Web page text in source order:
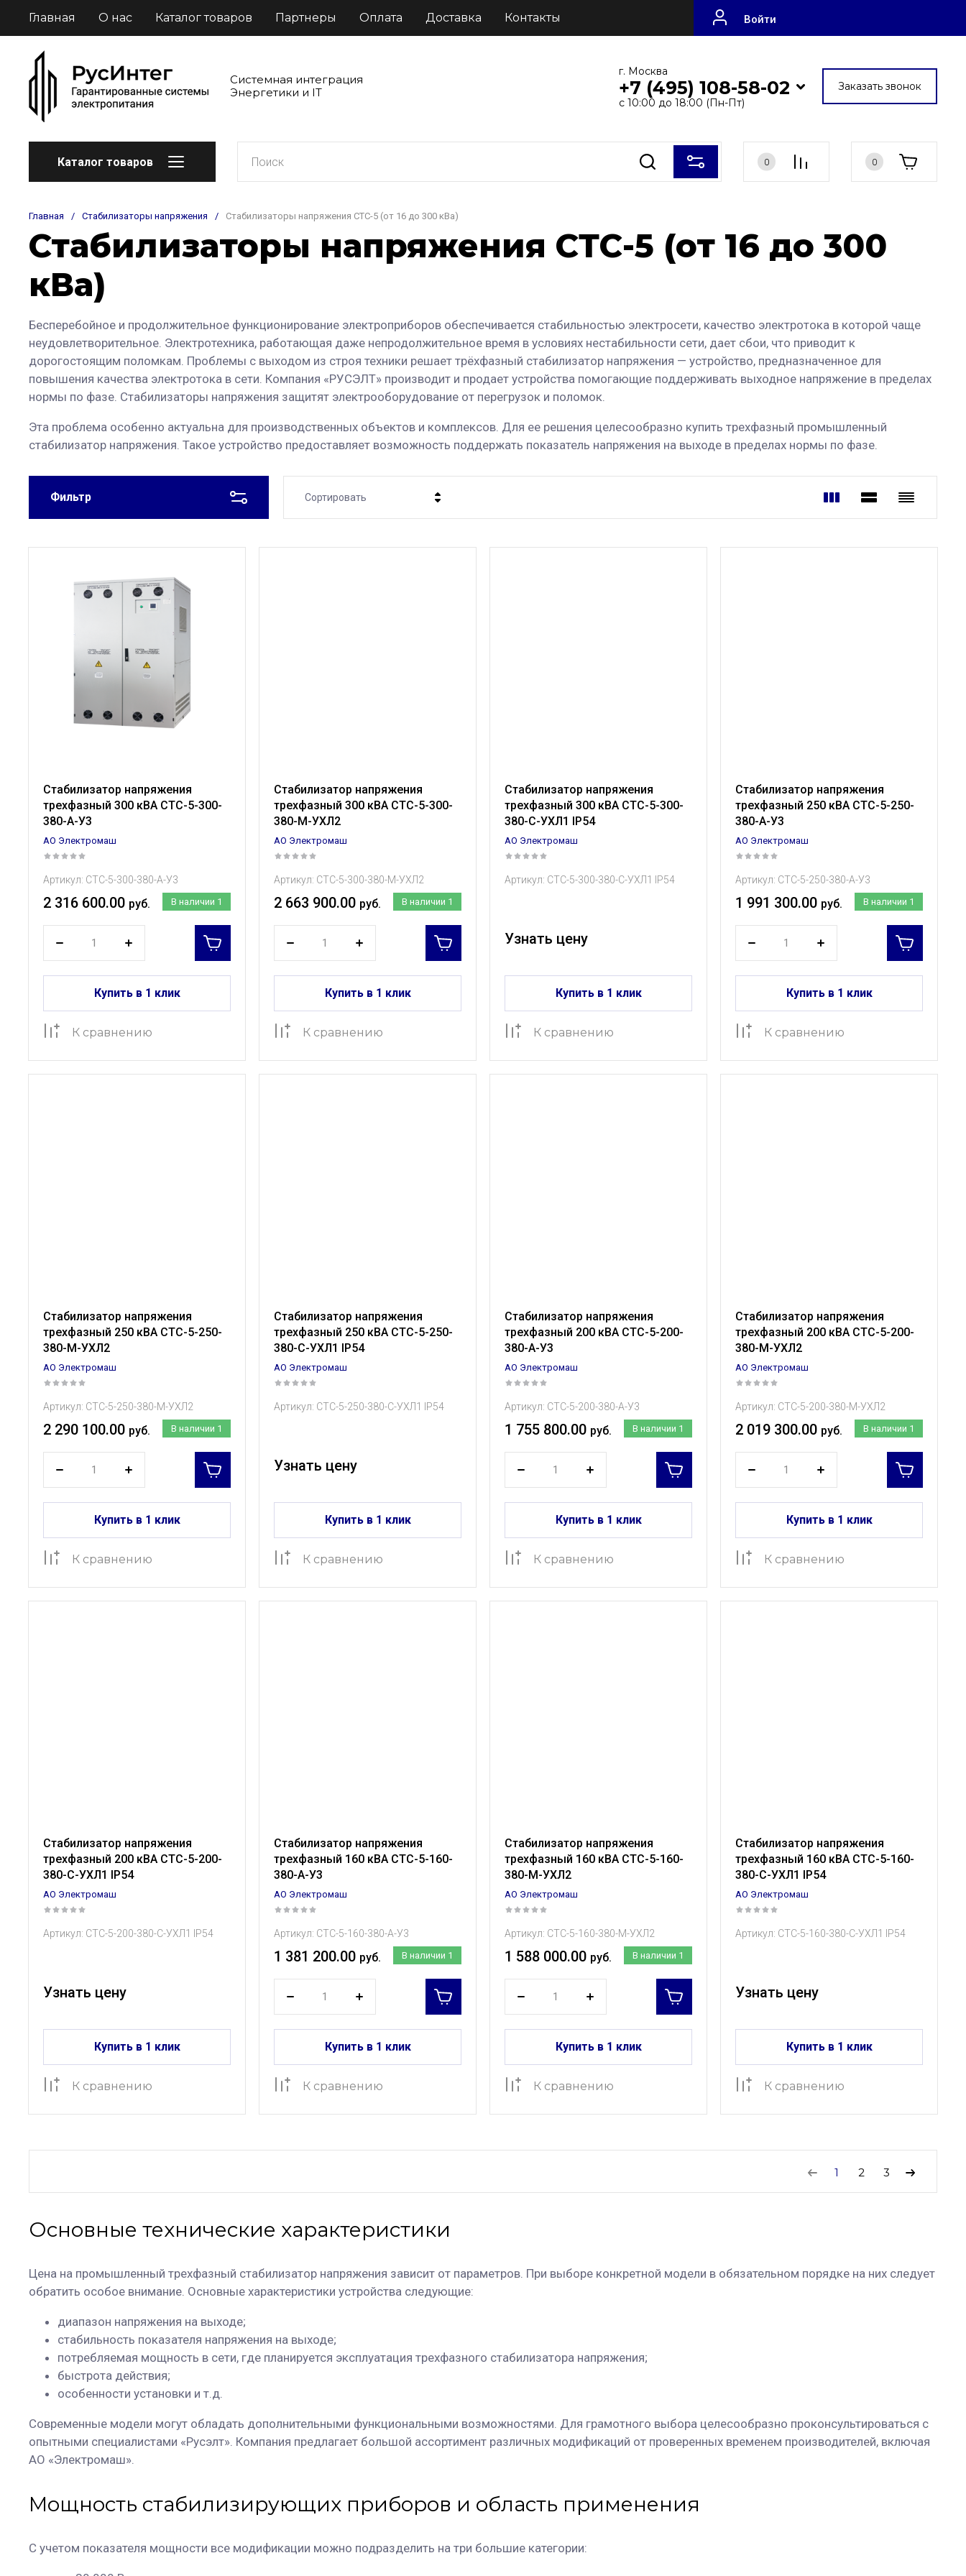
Главная О нас Каталог товаров Партнеры Оплата Доставка Контакты Войти
Системная интеграция
Энергетики и IT
г. Москва
+7 (495) 108-58-02
с 10:00 до 18:00 (Пн-Пт)
Заказать звонок
Каталог товаров 0 0
Главная / Стабилизаторы напряжения / Стабилизаторы напряжения СТС-5 (от 16 до 300 кВа)
Стабилизаторы напряжения СТС-5 (от 16 до 300
кВа)
Бесперебойное и продолжительное функционирование электроприборов обеспечивается стабильностью электросети, качество электротока в которой чаще
неудовлетворительное. Электротехника, работающая даже непродолжительное время в условиях нестабильности сети, дает сбои, что приводит к
дорогостоящим поломкам. Проблемы с выходом из строя техники решает трёхфазный стабилизатор напряжения — устройство, предназначенное для
повышения качества электротока в сети. Компания «РУСЭЛТ» производит и продает устройства помогающие поддерживать выходное напряжение в пределах
нормы по фазе. Стабилизаторы напряжения защитят электрооборудование от перегрузок и поломок.
Эта проблема особенно актуальна для производственных объектов и комплексов. Для ее решения целесообразно купить трехфазный промышленный
стабилизатор напряжения. Такое устройство предоставляет возможность поддержать показатель напряжения на выходе в пределах нормы по фазе.
Фильтр Сортировать
Стабилизатор напряжения
трехфазный 300 кВА СТС-5-300-
380-А-У3
АО Электромаш
Артикул: СТС-5-300-380-А-У3
В наличии 1
2 316 600.00 руб.
Купить в 1 клик
К сравнению
Стабилизатор напряжения
трехфазный 300 кВА СТС-5-300-
380-М-УХЛ2
АО Электромаш
Артикул: СТС-5-300-380-М-УХЛ2
В наличии 1
2 663 900.00 руб.
Купить в 1 клик
К сравнению
Стабилизатор напряжения
трехфазный 300 кВА СТС-5-300-
380-С-УХЛ1 IP54
АО Электромаш
Артикул: СТС-5-300-380-С-УХЛ1 IP54
Узнать цену
Купить в 1 клик
К сравнению
Стабилизатор напряжения
трехфазный 250 кВА СТС-5-250-
380-А-У3
АО Электромаш
Артикул: СТС-5-250-380-А-У3
В наличии 1
1 991 300.00 руб.
Купить в 1 клик
К сравнению
Стабилизатор напряжения
трехфазный 250 кВА СТС-5-250-
380-М-УХЛ2
АО Электромаш
Артикул: СТС-5-250-380-М-УХЛ2
В наличии 1
2 290 100.00 руб.
Купить в 1 клик
К сравнению
Стабилизатор напряжения
трехфазный 250 кВА СТС-5-250-
380-С-УХЛ1 IP54
АО Электромаш
Артикул: СТС-5-250-380-С-УХЛ1 IP54
Узнать цену
Купить в 1 клик
К сравнению
Стабилизатор напряжения
трехфазный 200 кВА СТС-5-200-
380-А-У3
АО Электромаш
Артикул: СТС-5-200-380-А-У3
В наличии 1
1 755 800.00 руб.
Купить в 1 клик
К сравнению
Стабилизатор напряжения
трехфазный 200 кВА СТС-5-200-
380-М-УХЛ2
АО Электромаш
Артикул: СТС-5-200-380-М-УХЛ2
В наличии 1
2 019 300.00 руб.
Купить в 1 клик
К сравнению
Стабилизатор напряжения
трехфазный 200 кВА СТС-5-200-
380-С-УХЛ1 IP54
АО Электромаш
Артикул: СТС-5-200-380-С-УХЛ1 IP54
Узнать цену
Купить в 1 клик
К сравнению
Стабилизатор напряжения
трехфазный 160 кВА СТС-5-160-
380-А-У3
АО Электромаш
Артикул: СТС-5-160-380-А-У3
В наличии 1
1 381 200.00 руб.
Купить в 1 клик
К сравнению
Стабилизатор напряжения
трехфазный 160 кВА СТС-5-160-
380-М-УХЛ2
АО Электромаш
Артикул: СТС-5-160-380-М-УХЛ2
В наличии 1
1 588 000.00 руб.
Купить в 1 клик
К сравнению
Стабилизатор напряжения
трехфазный 160 кВА СТС-5-160-
380-С-УХЛ1 IP54
АО Электромаш
Артикул: СТС-5-160-380-С-УХЛ1 IP54
Узнать цену
Купить в 1 клик
К сравнению
1 2 3
Основные технические характеристики
Цена на промышленный трехфазный стабилизатор напряжения зависит от параметров. При выборе конкретной модели в обязательном порядке на них следует
обратить особое внимание. Основные характеристики устройства следующие:
диапазон напряжения на выходе;
стабильность показателя напряжения на выходе;
потребляемая мощность в сети, где планируется эксплуатация трехфазного стабилизатора напряжения;
быстрота действия;
особенности установки и т.д.
Современные модели могут обладать дополнительными функциональными возможностями. Для грамотного выбора целесообразно проконсультироваться с
опытными специалистами «Русэлт». Компания предлагает большой ассортимент различных модификаций от проверенных временем производителей, включая
АО «Электромаш».
Мощность стабилизирующих приборов и область применения
С учетом показателя мощности все модификации можно подразделить на три большие категории: